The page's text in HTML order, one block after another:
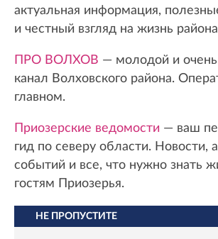
актуальная информация,
и честный взгляд на жизнь
ПРО ВОЛХОВ — молодой и
канал Волховского района.
главном.
Приозерские ведомости — ваш
гид по северу области. Новости,
событий и все, что нужно знать
гостям Приозерья.
НЕ ПРОПУСТИТЕ